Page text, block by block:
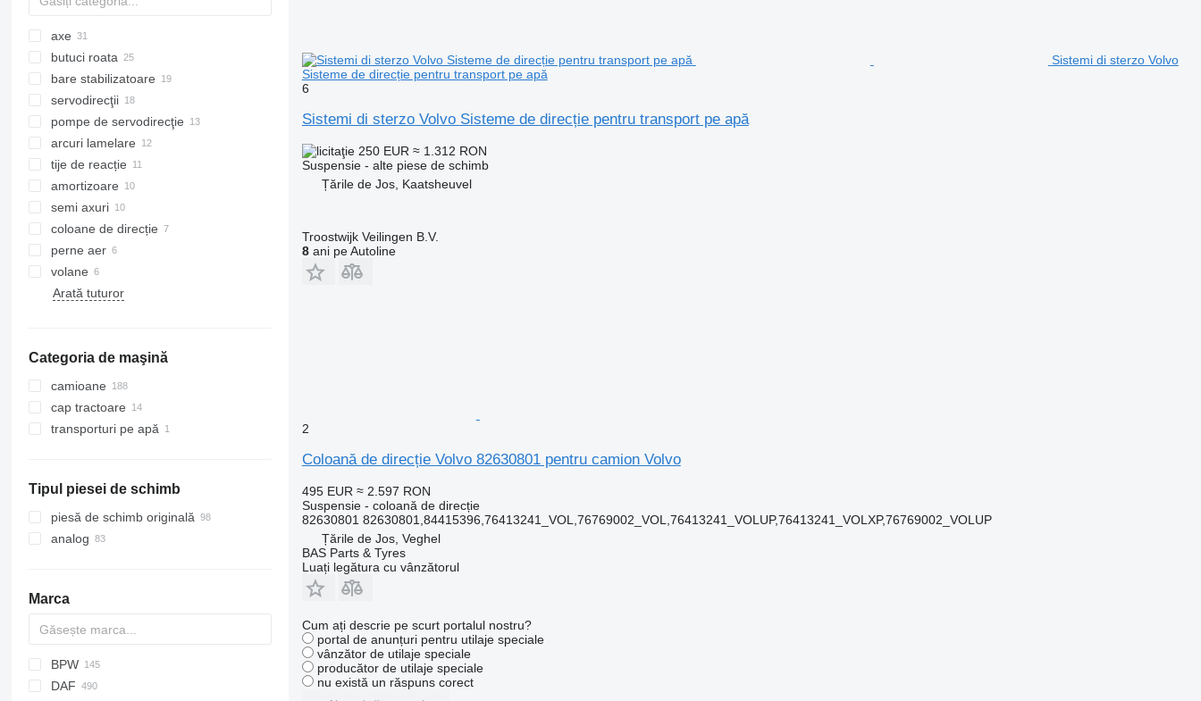
axe
butuci roata
bare stabilizatoare
servodirecţii
pompe de servodirecţie
arcuri lamelare
tije de reacție
amortizoare
semi axuri
coloane de direcție
perne aer
volane
Arată tuturor
Categoria de maşină
camioane
cap tractoare
transporturi pe apă
Tipul piesei de schimb
piesă de schimb originală
analog
Marca
AS
AZ
AR
BPW
321
908
DAF
Sistemi di sterzo Volvo
Sisteme de direcție pentru transport pe apă
6
Sistemi di sterzo Volvo Sisteme de direcție pentru transport pe apă
250 EUR ≈ 1.312 RON
Suspensie - alte piese de schimb
Țările de Jos, Kaatsheuvel
Troostwijk Veilingen B.V.
8ani pe Autoline
2
Coloană de direcție Volvo 82630801 pentru camion Volvo
495 EUR ≈ 2.597 RON
Suspensie - coloană de direcție
82630801 82630801,84415396,76413241_VOL,76769002_VOL,76413241_VOLUP,76413241_VOLXP,76769002_VOLUP
Țările de Jos, Veghel
BAS Parts & Tyres
Luați legătura cu vânzătorul
Cum ați descrie pe scurt portalul nostru?
portal de anunțuri pentru utilaje speciale
vânzător de utilaje speciale
producător de utilaje speciale
nu există un răspuns corect